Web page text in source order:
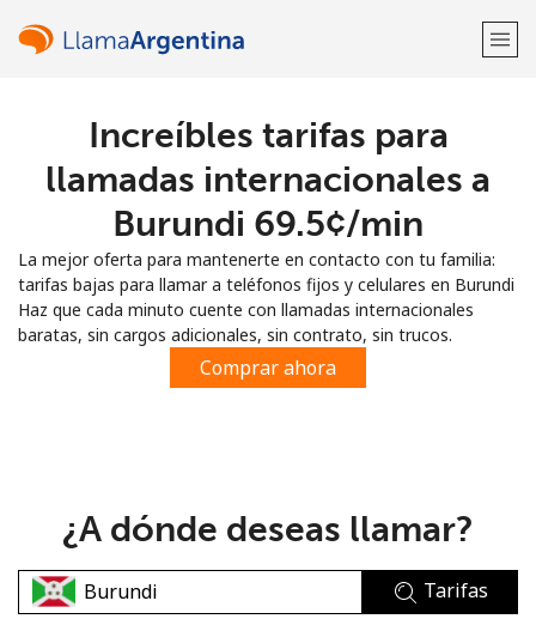
¡Bienvenido!
Regístrate con
Increíbles tarifas para
llamadas internacionales a
Burundi ⁦69.5¢⁩/min
La mejor oferta para mantenerte en contacto con tu familia:
tarifas bajas para llamar a teléfonos fijos y celulares en Burundi
Haz que cada minuto cuente con llamadas internacionales
baratas, sin cargos adicionales, sin contrato, sin trucos.
Comprar ahora
¿A dónde deseas llamar?
Tarifas